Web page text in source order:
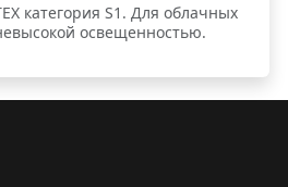
категория S1. Для облачных
освещенностью.